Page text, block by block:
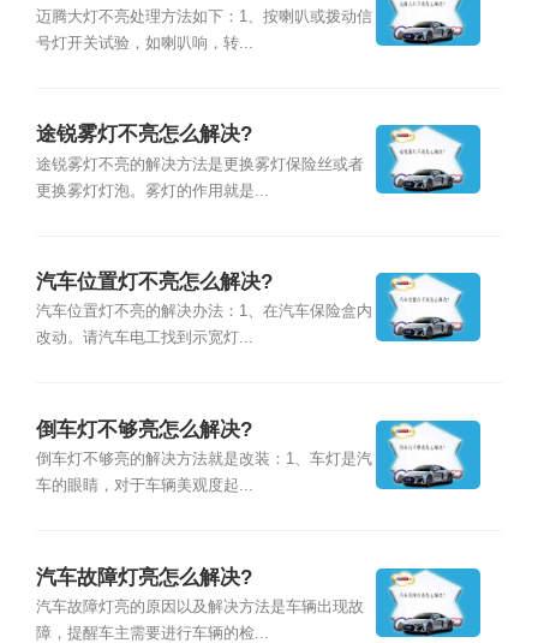
迈腾大灯不亮处理方法如下：1、按喇叭或拨动信
号灯开关试验，如喇叭响，转...
途锐雾灯不亮怎么解决?
途锐雾灯不亮的解决方法是更换雾灯保险丝或者
更换雾灯灯泡。雾灯的作用就是...
汽车位置灯不亮怎么解决?
汽车位置灯不亮的解决办法：1、在汽车保险盒内
改动。请汽车电工找到示宽灯...
倒车灯不够亮怎么解决?
倒车灯不够亮的解决方法就是改装：1、车灯是汽
车的眼睛，对于车辆美观度起...
汽车故障灯亮怎么解决?
汽车故障灯亮的原因以及解决方法是车辆出现故
障，提醒车主需要进行车辆的检...